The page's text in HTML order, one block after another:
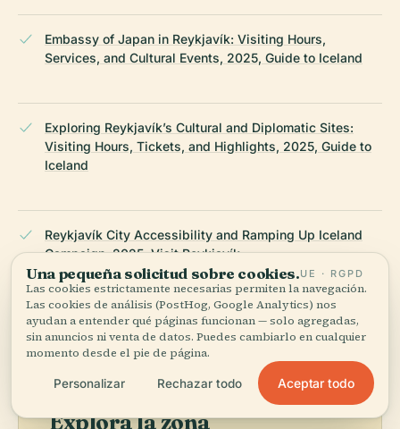
Embassy of Japan in Reykjavík: Visiting Hours,
Services, and Cultural Events, 2025, Guide to Iceland
Exploring Reykjavík’s Cultural and Diplomatic Sites:
Visiting Hours, Tickets, and Highlights, 2025, Guide to
Iceland
Reykjavík City Accessibility and Ramping Up Iceland
Campaign, 2025, Visit Reykjavík
ÚLTIMA REVISIÓN: AUGUST 2025
Documentado a partir de Wikidata, Wikipedia y fuentes
oficiales · verificado ·Cómo hacemos nuestras guías →
Explora la zona
Una pequeña solicitud sobre cookies.UE · RGPD
Las cookies estrictamente necesarias permiten la navegación.
Las cookies de análisis (PostHog, Google Analytics) nos
ayudan a entender qué páginas funcionan — solo agregadas,
sin anuncios ni venta de datos. Puedes cambiarlo en cualquier
momento desde el pie de página.
Personalizar Rechazar todo Aceptar todo